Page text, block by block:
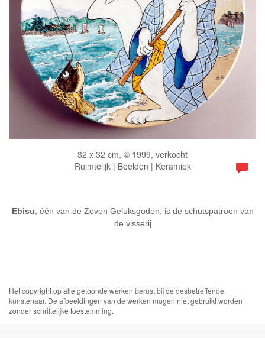
32 x 32 cm, © 1999, verkocht
Ruimtelijk | Beelden | Keramiek
Ebisu , één van de Zeven Geluksgoden, is de schutspatroon van
de visserij
Het copyright op alle getoonde werken berust bij de desbetreffende
kunstenaar. De afbeeldingen van de werken mogen niet gebruikt worden
zonder schriftelijke toestemming.